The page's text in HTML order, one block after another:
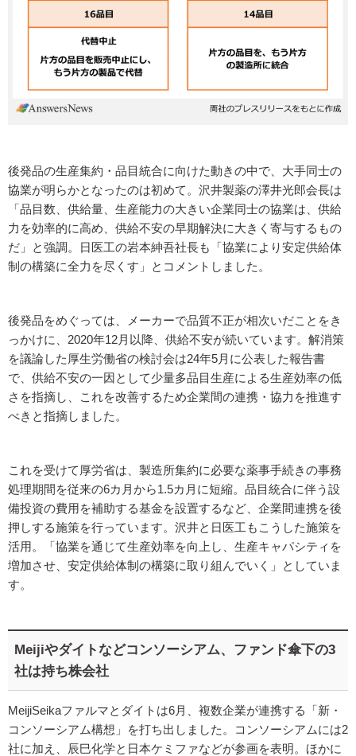
後発品の生産集約・品目統合に向けた動きの中で、大手同士の
協業が明らかとなったのは初めて。沢井製薬の澤井光郎会長は
「品目数、供給量、生産能力の大きい企業同士の協業は、供給
力を効率的に高め、供給不安の早期解決に大きく寄与するもの
だ」と強調。日医工の岩本紳吾社長も「協業により安定供給体
制の構築に全力を尽くす」とコメントしました。
後発品をめぐっては、メーカーで品質不正が相次いだことをき
っかけに、2020年12月以降、供給不安が続いています。解消策
を議論した厚生労働省の検討会は24年5月に公表した報告書
で、供給不安の一因として少量多品目生産による生産効率の低
さを指摘し、これを改善するため企業間の連携・協力を推進す
べきと指摘しました。
これを受けて厚労省は、製造所集約に必要な薬事手続きの事務
処理期間を従来の6カ月から1.5カ月に短縮。品目統合に伴う設
備投資の費用を補助する基金を設置するなど、企業間連携を後
押しする施策を行っています。沢井と日医工もこうした施策を
活用。「協業を通じて生産効率を向上し、生産キャパシティを
増加させ、安定供給体制の構築に取り組んでいく」としていま
す。
Meijiやダイトなどコンソーシアム、ファンド傘下の3
社は持ち株会社
MeijiSeikaファルマとダイトは6月、複数企業が連携する「新・
コンソーシアム構想」を打ち出しました。コンソーシアムには2
社に加え、辰巳化学と日本ケミファなどが参画を表明。ほかに